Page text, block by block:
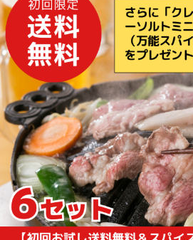
送料無料・送料込み
仔羊(ラム)肉
ラムモモ肉
ラムカタ肉
ラムカタロース肉
ラム特選ロース肉
ラムチョップ
ラムスペアリブ
ラムショートロイン
ラムテンダーロイン
ラムTボーンステーキ